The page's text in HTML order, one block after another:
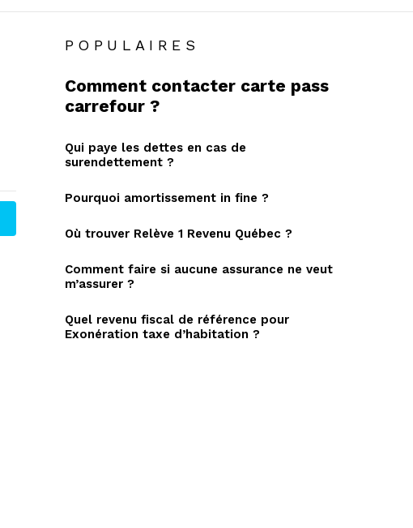
POPULAIRES
Comment contacter carte pass
carrefour ?
Qui paye les dettes en cas de
surendettement ?
Pourquoi amortissement in fine ?
Où trouver Relève 1 Revenu Québec ?
Comment faire si aucune assurance ne veut
m’assurer ?
Quel revenu fiscal de référence pour
Exonération taxe d’habitation ?